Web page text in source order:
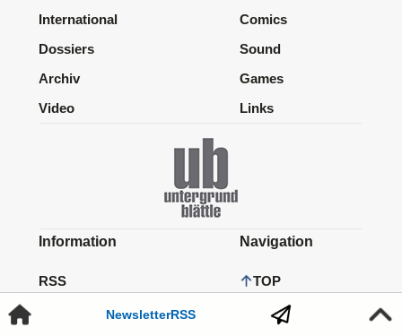
NewsletterRSS
International
Dossiers
Archiv
Video
Comics
Sound
Games
Links
Information
RSS
Navigation
TOP
HOME